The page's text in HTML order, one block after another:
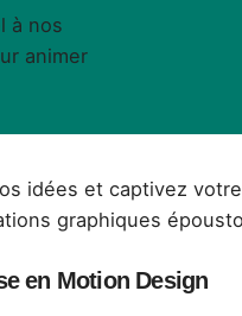
à nos
animer
idées et captivez
graphiques
en Motion Design